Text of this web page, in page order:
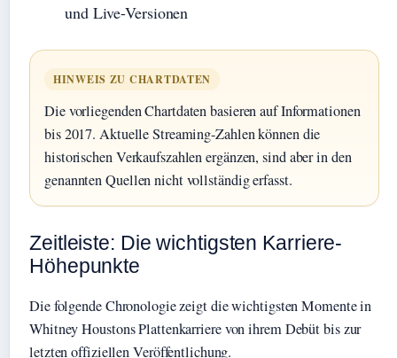
und Live-Versionen
HINWEIS ZU CHARTDATEN
Die vorliegenden Chartdaten basieren auf Informationen
bis 2017. Aktuelle Streaming-Zahlen können die
historischen Verkaufszahlen ergänzen, sind aber in den
genannten Quellen nicht vollständig erfasst.
Zeitleiste: Die wichtigsten Karriere-
Höhepunkte
Die folgende Chronologie zeigt die wichtigsten Momente in
Whitney Houstons Plattenkarriere von ihrem Debüt bis zur
letzten offiziellen Veröffentlichung.